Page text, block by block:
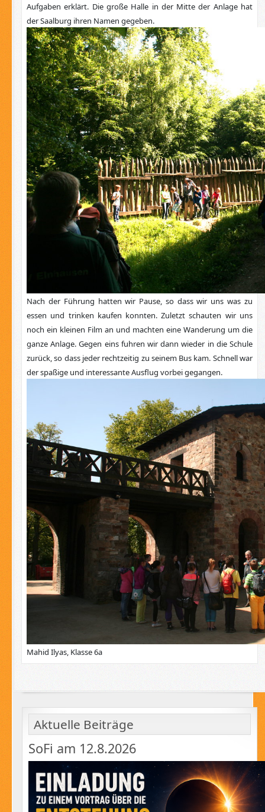
Aufgaben erklärt. Die große Halle in der Mitte der Anlage hat
der Saalburg ihren Namen gegeben.
Nach der Führung hatten wir Pause, so dass wir uns was zu
essen und trinken kaufen konnten. Zuletzt schauten wir uns
noch ein kleinen Film an und machten eine Wanderung um die
ganze Anlage. Gegen eins fuhren wir dann wieder in die Schule
zurück, so dass jeder rechtzeitig zu seinem Bus kam. Schnell war
der spaßige und interessante Ausflug vorbei gegangen.
Mahid Ilyas, Klasse 6a
Aktuelle Beiträge
SoFi am 12.8.2026